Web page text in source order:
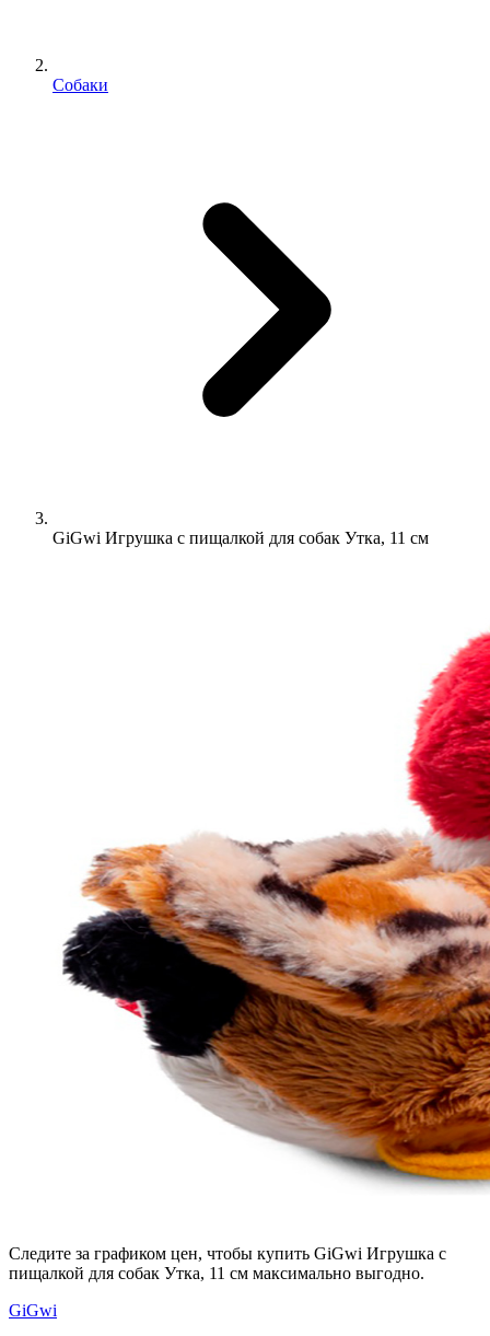
Собаки
GiGwi Игрушка с пищалкой для собак Утка, 11 см
Следите за графиком цен, чтобы купить GiGwi Игрушка с
пищалкой для собак Утка, 11 см максимально выгодно.
GiGwi